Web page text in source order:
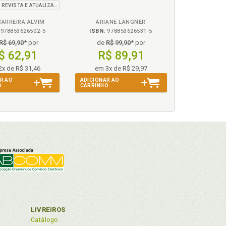
gratuita, p. 175
p. 234
da causa de pedir e do pedido, p. 240
ALVIM
978853626502-5
69,90* por
62,91
de R$ 31,46
AO
ARIANE LANGNER
ISBN: 978853626531-5
deR$ 99,90* por
R$ 89,91
em 3x de R$ 29,97
ADICIONAR AO
CARRINHO
LIVREIROS
Catálogo